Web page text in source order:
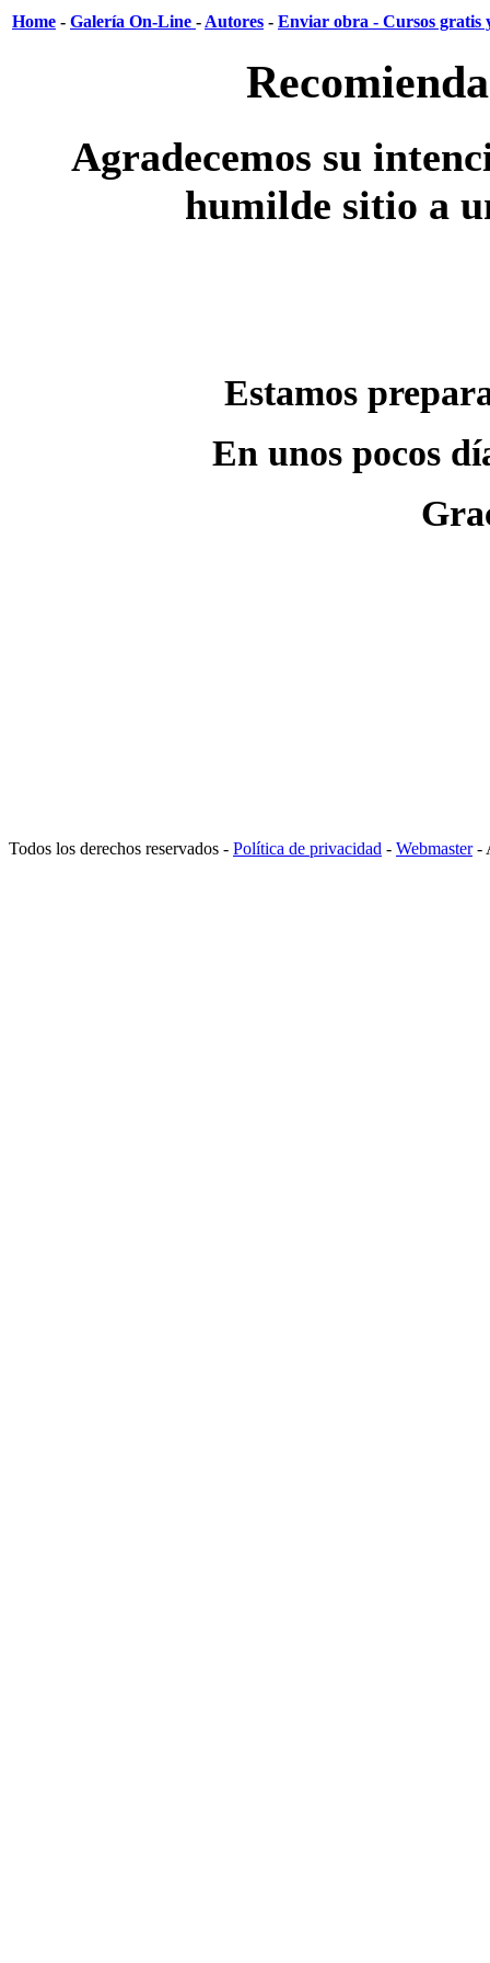
Home - Galería On-Line - Autores - Enviar obra - Cursos gratis
Agradecemos su
humilde sitio a
Estamos
En unos pocos
Todos los derechos reservados - Política de privacidad - Webmaster-